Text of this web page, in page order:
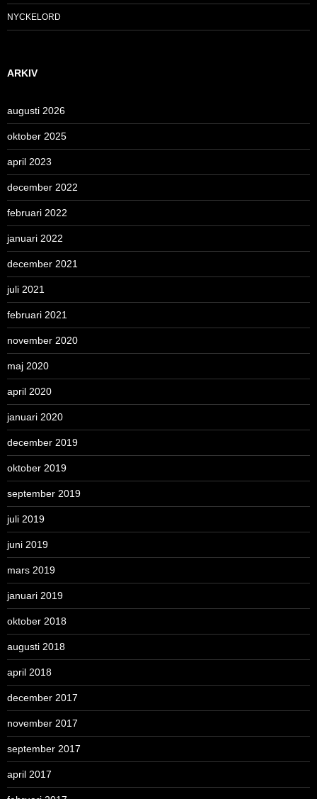
NYCKELORD
ARKIV
augusti 2026
oktober 2025
april 2023
december 2022
februari 2022
januari 2022
december 2021
juli 2021
februari 2021
november 2020
maj 2020
april 2020
januari 2020
december 2019
oktober 2019
september 2019
juli 2019
juni 2019
mars 2019
januari 2019
oktober 2018
augusti 2018
april 2018
december 2017
november 2017
september 2017
april 2017